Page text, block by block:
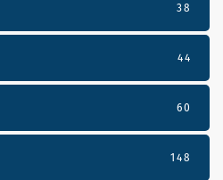
38
44
60
148